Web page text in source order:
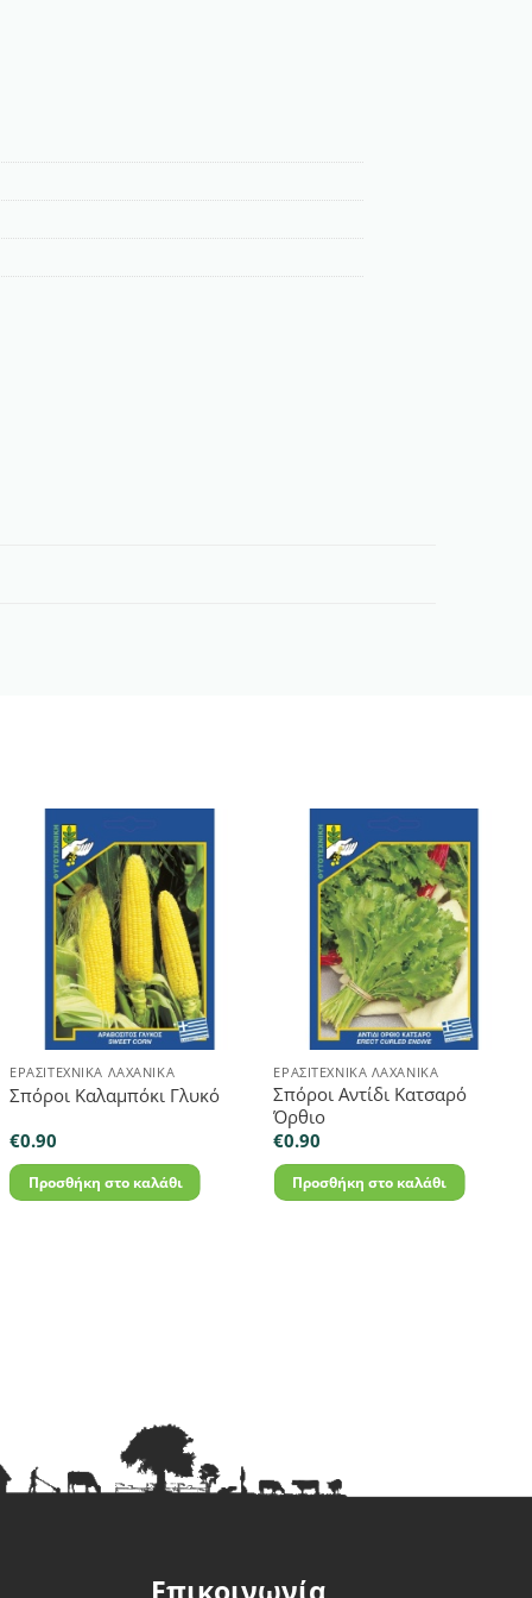
ΕΡΑΣΙΤΕΧΝΙΚΆ ΛΑΧΑΝΙΚΆ
Σπόροι Καλαμπόκι Γλυκό
€0.90
Προσθήκη στο καλάθι
ΕΡΑΣΙΤΕΧΝΙΚΆ ΛΑΧΑΝΙΚΆ
Σπόροι Αντίδι Κατσαρό
Όρθιο
€0.90
Προσθήκη στο καλάθι